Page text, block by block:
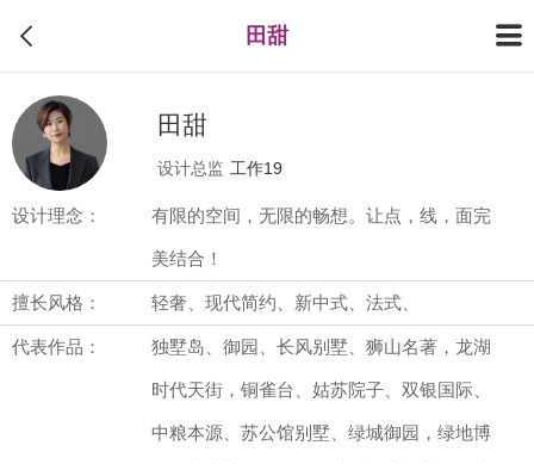
田甜
田甜
设计总监 工作19
设计理念： 有限的空间，无限的畅想。让点，线，面完
美结合！
擅长风格： 轻奢、现代简约、新中式、法式、
代表作品： 独墅岛、御园、长风别墅、狮山名著，龙湖
时代天街，铜雀台、姑苏院子、双银国际、
中粮本源、苏公馆别墅、绿城御园，绿地博